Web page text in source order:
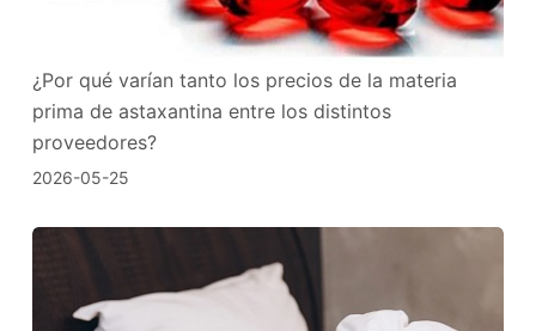
¿Por qué varían tanto los precios de la materia
prima de astaxantina entre los distintos
proveedores?
2026-05-25